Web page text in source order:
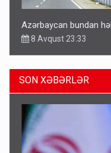
Azərbaycan bundan
8 Avqust 23:33
SON XƏBƏRLƏR